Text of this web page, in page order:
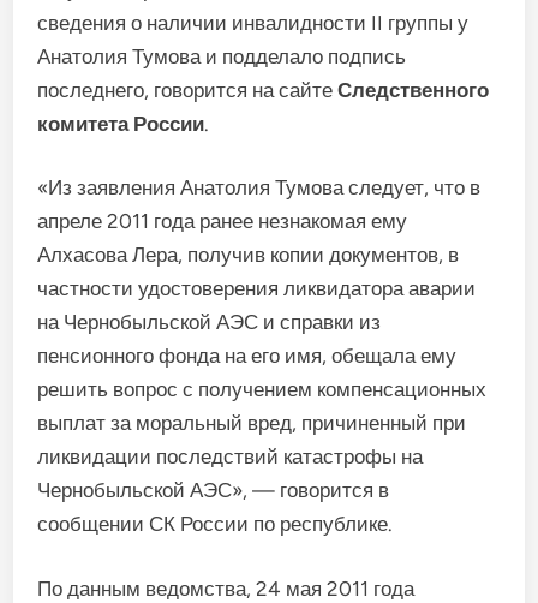
сведения о наличии инвалидности II группы у
Анатолия Тумова и подделало подпись
последнего, говорится на сайтеСледственного
комитета России.
«Из заявления Анатолия Тумова следует, что в
апреле 2011 года ранее незнакомая ему
Алхасова Лера, получив копии документов, в
частности удостоверения ликвидатора аварии
на Чернобыльской АЭС и справки из
пенсионного фонда на его имя, обещала ему
решить вопрос с получением компенсационных
выплат за моральный вред, причиненный при
ликвидации последствий катастрофы на
Чернобыльской АЭС», — говорится в
сообщении СК России по республике.
По данным ведомства, 24 мая 2011 года